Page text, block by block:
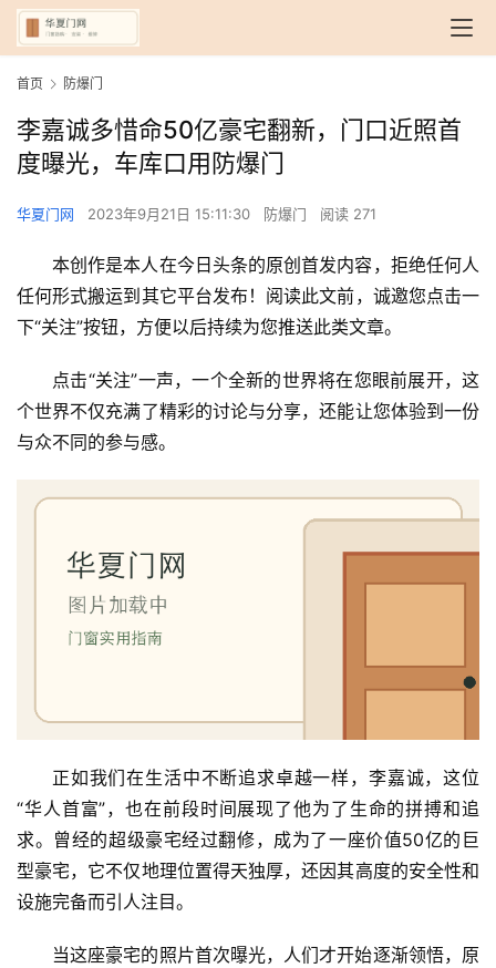
首页 防爆门
李嘉诚多惜命50亿豪宅翻新，门口近照首
度曝光，车库口用防爆门
华夏门网 2023年9月21日 15:11:30 防爆门 阅读 271
本创作是本人在今日头条的原创首发内容，拒绝任何人
任何形式搬运到其它平台发布！阅读此文前，诚邀您点击一
下“关注”按钮，方便以后持续为您推送此类文章。
点击“关注”一声，一个全新的世界将在您眼前展开，这
个世界不仅充满了精彩的讨论与分享，还能让您体验到一份
与众不同的参与感。
正如我们在生活中不断追求卓越一样，李嘉诚，这位
“华人首富”，也在前段时间展现了他为了生命的拼搏和追
求。曾经的超级豪宅经过翻修，成为了一座价值50亿的巨
型豪宅，它不仅地理位置得天独厚，还因其高度的安全性和
设施完备而引人注目。
当这座豪宅的照片首次曝光，人们才开始逐渐领悟，原